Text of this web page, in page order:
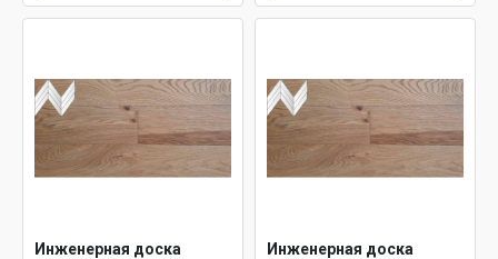
Инженерная доска
Инженерная доска